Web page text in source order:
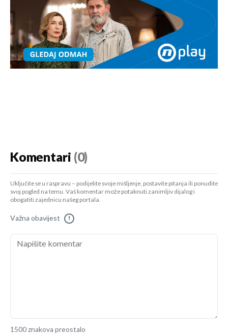
Komentari (0)
Uključite se u raspravu – podijelite svoje mišljenje, postavite pitanja ili ponudite
svoj pogled na temu. Vaš komentar može potaknuti zanimljiv dijalog i
obogatiti zajednicu našeg portala.
Važna obavijest !
1500 znakova preostalo